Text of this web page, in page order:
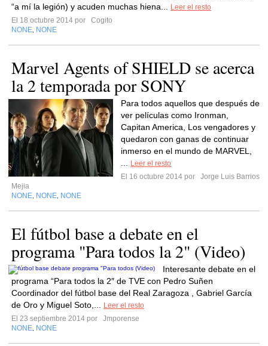
“a mí la legión) y acuden muchas hiena...
Leer el resto
El 18 octubre 2014 por
Cogito
NONE NONE
Marvel Agents of SHIELD se acerca
la 2 temporada por SONY
Para todos aquellos que después de
ver películas como Ironman,
Capitan America, Los vengadores y
quedaron con ganas de continuar
inmerso en el mundo de MARVEL,
Leer el resto
El 16 octubre 2014 por
Jorge Luis Barrios
Mejia
NONE NONE NONE
El fútbol base a debate en el
programa "Para todos la 2" (Video)
Interesante debate en el
programa “Para todos la 2″ de TVE con Pedro Suñen
Coordinador del fútbol base del Real Zaragoza , Gabriel García
de Oro y Miguel Soto,...
Leer el resto
El 23 septiembre 2014 por
Jmporense
NONE NONE